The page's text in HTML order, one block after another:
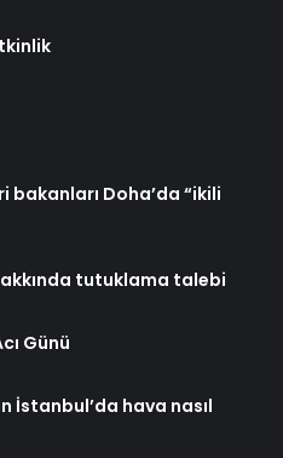
bakanları Doha’da “ikili
tutuklama talebi
Günü
İstanbul’da hava nasıl